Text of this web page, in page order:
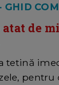
GHID
de
tetină
pentru